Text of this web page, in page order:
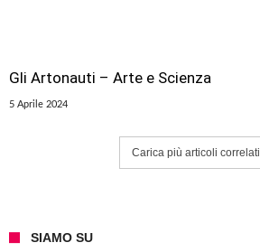
Gli Artonauti – Arte e Scienza
5 Aprile 2024
Carica più articoli correlati
SIAMO SU